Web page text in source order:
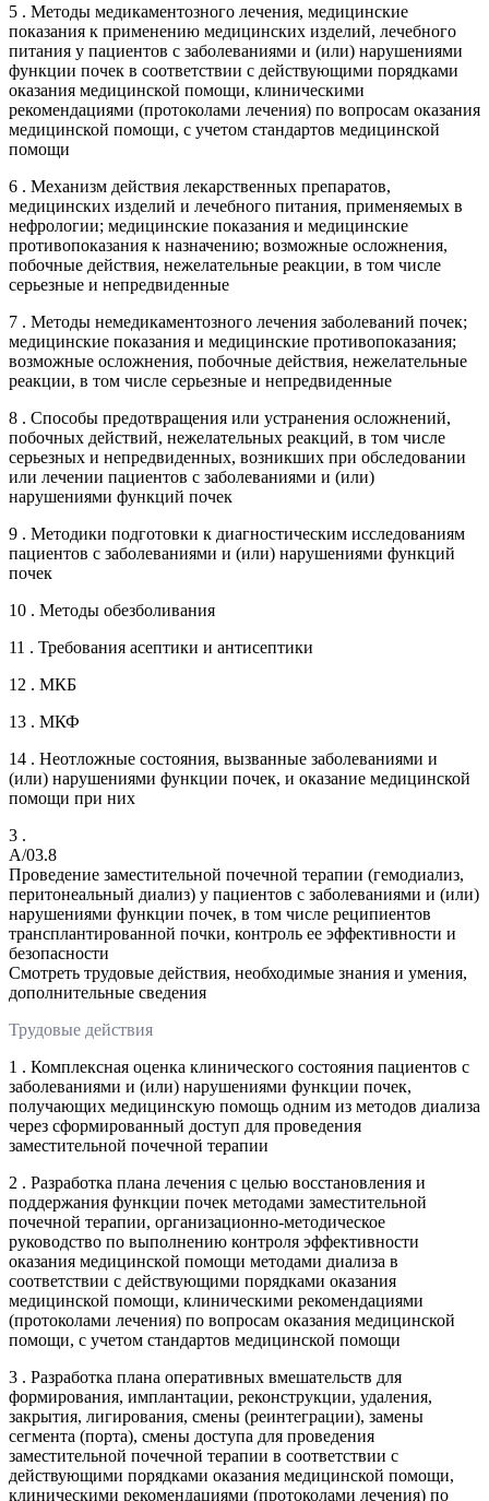
5 . Методы медикаментозного лечения, медицинские
показания к применению медицинских изделий, лечебного
питания у пациентов с заболеваниями и (или) нарушениями
функции почек в соответствии с действующими порядками
оказания медицинской помощи, клиническими
рекомендациями (протоколами лечения) по вопросам оказания
медицинской помощи, с учетом стандартов медицинской
помощи
6 . Механизм действия лекарственных препаратов,
медицинских изделий и лечебного питания, применяемых в
нефрологии; медицинские показания и медицинские
противопоказания к назначению; возможные осложнения,
побочные действия, нежелательные реакции, в том числе
серьезные и непредвиденные
7 . Методы немедикаментозного лечения заболеваний почек;
медицинские показания и медицинские противопоказания;
возможные осложнения, побочные действия, нежелательные
реакции, в том числе серьезные и непредвиденные
8 . Способы предотвращения или устранения осложнений,
побочных действий, нежелательных реакций, в том числе
серьезных и непредвиденных, возникших при обследовании
или лечении пациентов с заболеваниями и (или)
нарушениями функций почек
9 . Методики подготовки к диагностическим исследованиям
пациентов с заболеваниями и (или) нарушениями функций
почек
10 . Методы обезболивания
11 . Требования асептики и антисептики
12 . МКБ
13 . МКФ
14 . Неотложные состояния, вызванные заболеваниями и
(или) нарушениями функции почек, и оказание медицинской
помощи при них
3 .
A/03.8
Проведение заместительной почечной терапии (гемодиализ,
перитонеальный диализ) у пациентов с заболеваниями и (или)
нарушениями функции почек, в том числе реципиентов
трансплантированной почки, контроль ее эффективности и
безопасности
Смотреть трудовые действия, необходимые знания и умения,
дополнительные сведения
Трудовые действия
1 . Комплексная оценка клинического состояния пациентов с
заболеваниями и (или) нарушениями функции почек,
получающих медицинскую помощь одним из методов диализа
через сформированный доступ для проведения
заместительной почечной терапии
2 . Разработка плана лечения с целью восстановления и
поддержания функции почек методами заместительной
почечной терапии, организационно-методическое
руководство по выполнению контроля эффективности
оказания медицинской помощи методами диализа в
соответствии с действующими порядками оказания
медицинской помощи, клиническими рекомендациями
(протоколами лечения) по вопросам оказания медицинской
помощи, с учетом стандартов медицинской помощи
3 . Разработка плана оперативных вмешательств для
формирования, имплантации, реконструкции, удаления,
закрытия, лигирования, смены (реинтеграции), замены
сегмента (порта), смены доступа для проведения
заместительной почечной терапии в соответствии с
действующими порядками оказания медицинской помощи,
клиническими рекомендациями (протоколами лечения) по